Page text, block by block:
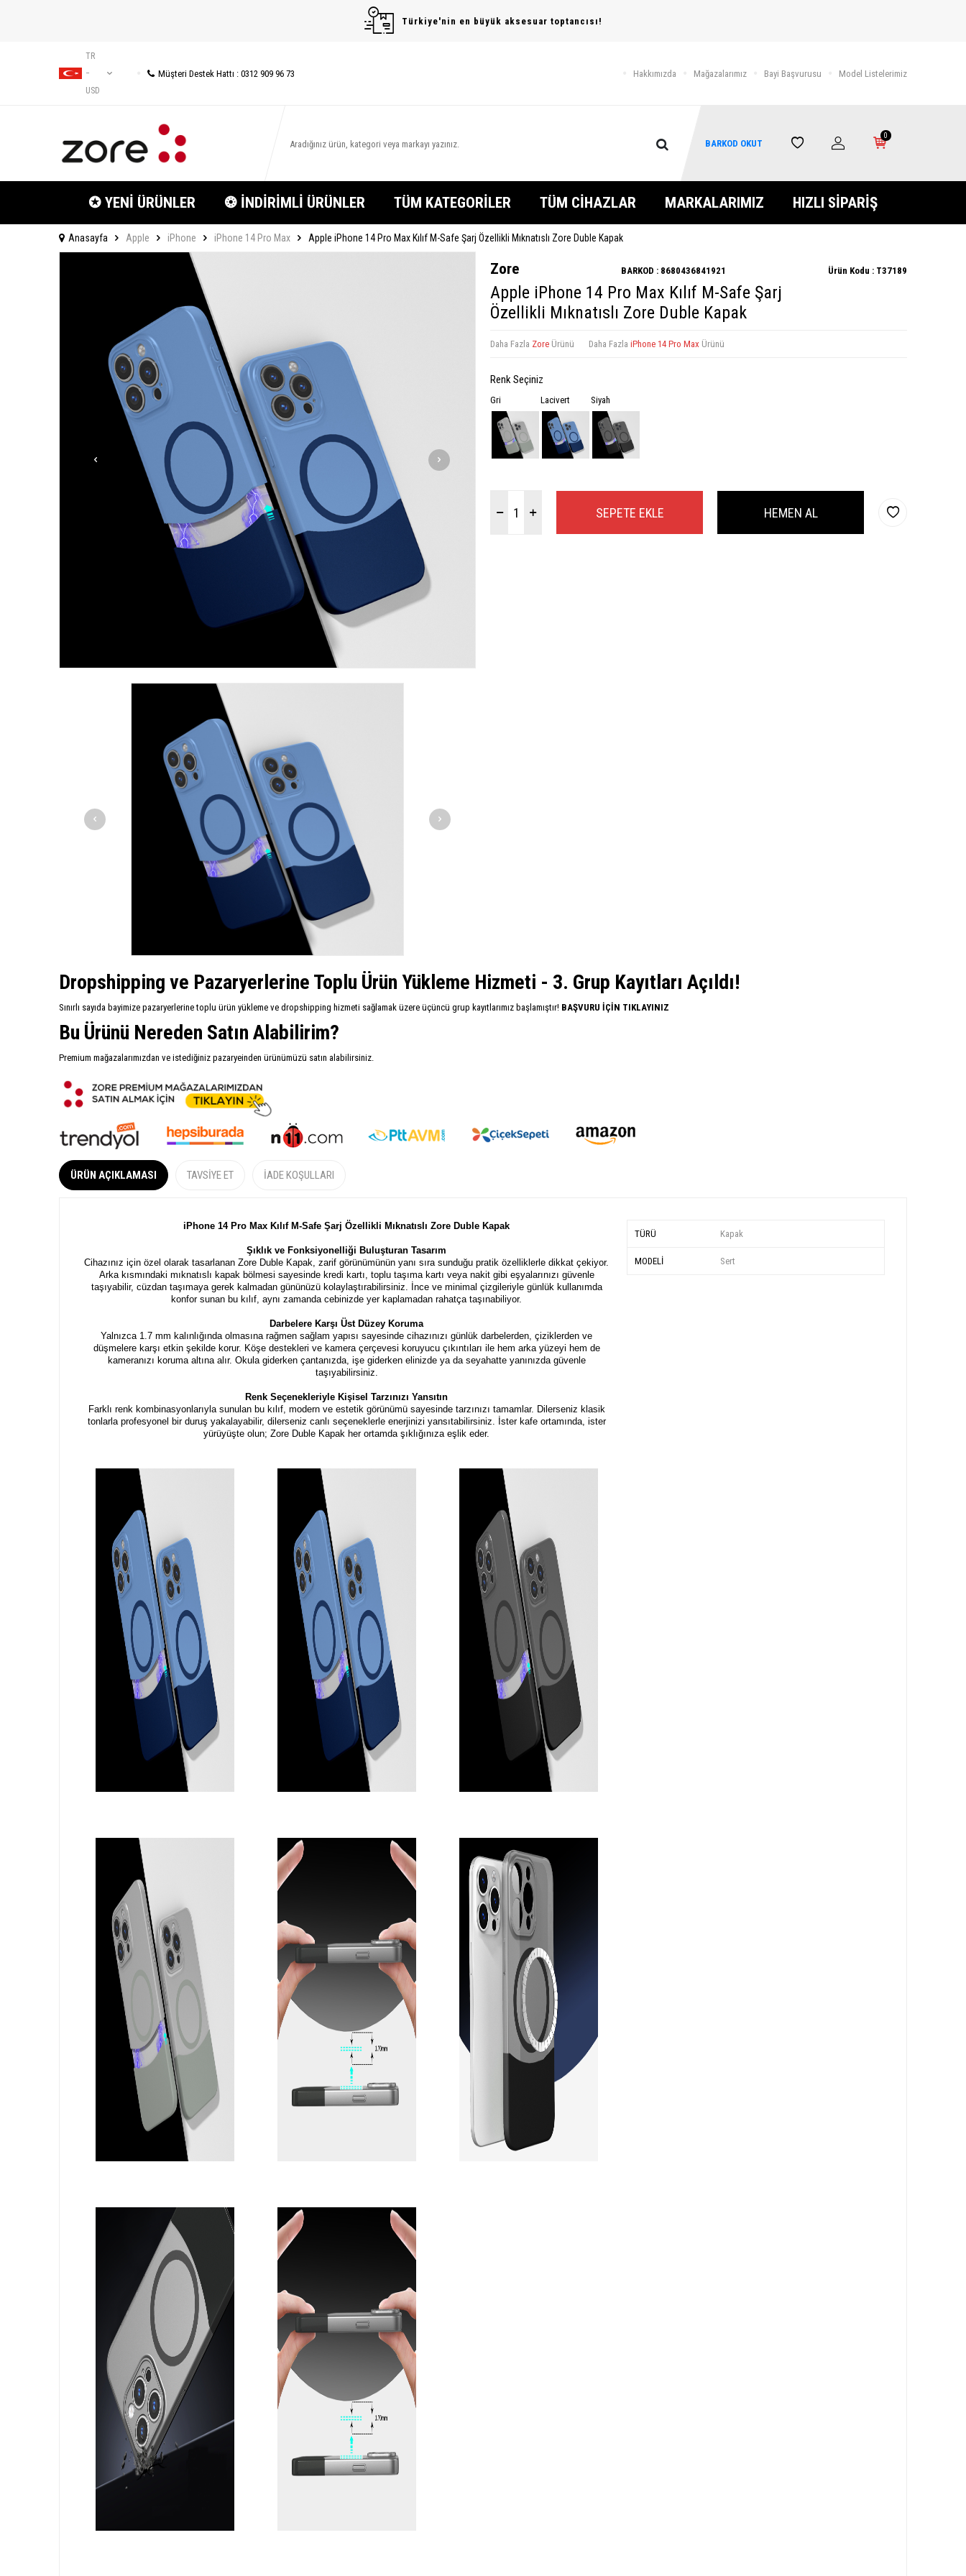
Türkiye'nin en büyük aksesuar toptancısı!
TR
−
USD
Müşteri Destek Hattı : 0312 909 96 73 Hakkımızda Mağazalarımız Bayi Başvurusu Model Listelerimiz
BARKOD OKUT
0
✪ YENİ ÜRÜNLER ❂ İNDİRİMLİ ÜRÜNLER TÜM KATEGORİLER TÜM CİHAZLAR MARKALARIMIZ HIZLI SİPARİŞ
Anasayfa Apple iPhone iPhone 14 Pro Max Apple iPhone 14 Pro Max Kılıf M-Safe Şarj Özellikli Mıknatıslı Zore Duble Kapak
Zore BARKOD : 8680436841921 Ürün Kodu : T37189
Apple iPhone 14 Pro Max Kılıf M-Safe Şarj
Özellikli Mıknatıslı Zore Duble Kapak
Daha Fazla Zore Ürünü Daha Fazla iPhone 14 Pro Max Ürünü
Renk Seçiniz
Gri Lacivert Siyah
SEPETE EKLE HEMEN AL
Dropshipping ve Pazaryerlerine Toplu Ürün Yükleme Hizmeti - 3. Grup Kayıtları Açıldı!
Sınırlı sayıda bayimize pazaryerlerine toplu ürün yükleme ve dropshipping hizmeti sağlamak üzere üçüncü grup kayıtlarımız başlamıştır! BAŞVURU İÇİN TIKLAYINIZ
Bu Ürünü Nereden Satın Alabilirim?
Premium mağazalarımızdan ve istediğiniz pazaryeinden ürünümüzü satın alabilirsiniz.
ÜRÜN AÇIKLAMASI TAVSIYE ET İADE KOŞULLARI
iPhone 14 Pro Max Kılıf M-Safe Şarj Özellikli Mıknatıslı Zore Duble Kapak
Şıklık ve Fonksiyonelliği Buluşturan Tasarım
Cihazınız için özel olarak tasarlanan Zore Duble Kapak, zarif görünümünün yanı sıra sunduğu pratik özelliklerle dikkat çekiyor.
Arka kısmındaki mıknatıslı kapak bölmesi sayesinde kredi kartı, toplu taşıma kartı veya nakit gibi eşyalarınızı güvenle
taşıyabilir, cüzdan taşımaya gerek kalmadan gününüzü kolaylaştırabilirsiniz. İnce ve minimal çizgileriyle günlük kullanımda
konfor sunan bu kılıf, aynı zamanda cebinizde yer kaplamadan rahatça taşınabiliyor.
Darbelere Karşı Üst Düzey Koruma
Yalnızca 1.7 mm kalınlığında olmasına rağmen sağlam yapısı sayesinde cihazınızı günlük darbelerden, çiziklerden ve
düşmelere karşı etkin şekilde korur. Köşe destekleri ve kamera çerçevesi koruyucu çıkıntıları ile hem arka yüzeyi hem de
kameranızı koruma altına alır. Okula giderken çantanızda, işe giderken elinizde ya da seyahatte yanınızda güvenle
taşıyabilirsiniz.
Renk Seçenekleriyle Kişisel Tarzınızı Yansıtın
Farklı renk kombinasyonlarıyla sunulan bu kılıf, modern ve estetik görünümü sayesinde tarzınızı tamamlar. Dilerseniz klasik
tonlarla profesyonel bir duruş yakalayabilir, dilerseniz canlı seçeneklerle enerjinizi yansıtabilirsiniz. İster kafe ortamında, ister
yürüyüşte olun; Zore Duble Kapak her ortamda şıklığınıza eşlik eder.
TÜRÜ Kapak
MODELİ Sert